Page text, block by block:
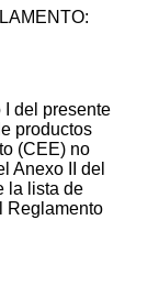
I del presente
productos
(CEE) no
Anexo II del
la lista de
Reglamento